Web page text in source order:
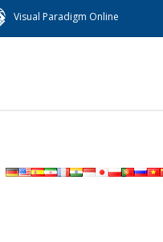
Visual Paradigm Online